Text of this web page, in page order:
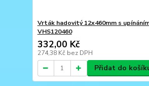
Vrták hadovitý 12x460mm s
VHS120460
332,00 Kč
274,38 Kč bez DPH
Přidat do